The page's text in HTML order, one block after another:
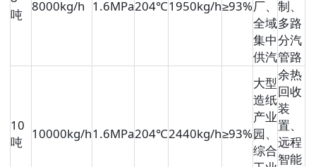
吨
8000kg/h 1.6MPa204℃1950kg/h≥93%厂、
全域
集中
供汽
制、
多路
分汽
管路
10
吨
10000kg/h1.6MPa204℃2440kg/h≥93%
大型
造纸
产业
园、
综合
余热
回收
装
置、
远程
智能